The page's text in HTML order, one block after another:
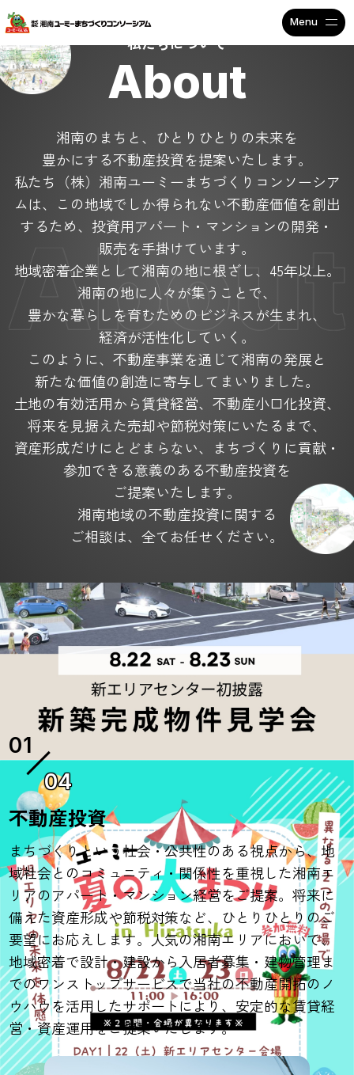
不動産投資で安定収入な
私たちについて
About
湘南のまちと、ひとりひとりの未来を
豊かにする不動産投資を提案いたします。
私たち（株）湘南ユーミーまちづくりコンソーシア
ムは、 この地域でしか得られない不動産価値を創出
するため、 投資用アパート・マンションの開発・
販売を手掛けています。
地域密着企業として湘南の地に根ざし、45年以上。
湘南の地に人々が集うことで、
豊かな暮らしを育むためのビジネスが生まれ、
経済が活性化していく。
このように、不動産事業を通じて湘南の発展と
新たな価値の創造に寄与してまいりました。
土地の有効活用から賃貸経営、不動産小口化投資、
将来を見据えた売却や節税対策にいたるまで、
資産形成だけにとどまらない、
まちづくりに貢献・
参加できる意義のある不動産投資を
ご提案いたします。
湘南地域の不動産投資に関する
ご相談は、全てお任せください。
4つの充実サービス
Service
04
不動産投資
まちづくりという社会・公共性のある視点から、地
域社会とのコミュニティ・関係性を重視した湘南エ
リアのアパート・マンション経営をご提案。将来に
備えた資産形成や節税対策など、ひとりひとりのご
要望にお応えします。人気の湘南エリアにおいて、
地域密着で設計・建設から入居者募集・建物管理ま
でのワンストップサービスで当社の不動産開拓のノ
ウハウを活用したサポートにより、安定的な賃貸経
営・資産運用をご提案いたします。